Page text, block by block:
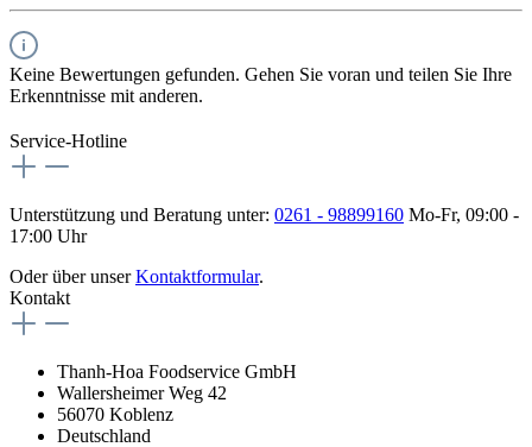
Keine Bewertungen gefunden. Gehen Sie voran und teilen Sie Ihre
Erkenntnisse mit anderen.
Service-Hotline
Unterstützung und Beratung unter: 0261 - 98899160 Mo-Fr, 09:00 -
17:00 Uhr
Oder über unserKontaktformular.
Kontakt
Thanh-Hoa Foodservice GmbH
Wallersheimer Weg 42
56070 Koblenz
Deutschland